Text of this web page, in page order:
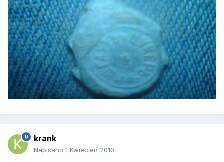
krank
Napisano 1 Kwiecień 2010